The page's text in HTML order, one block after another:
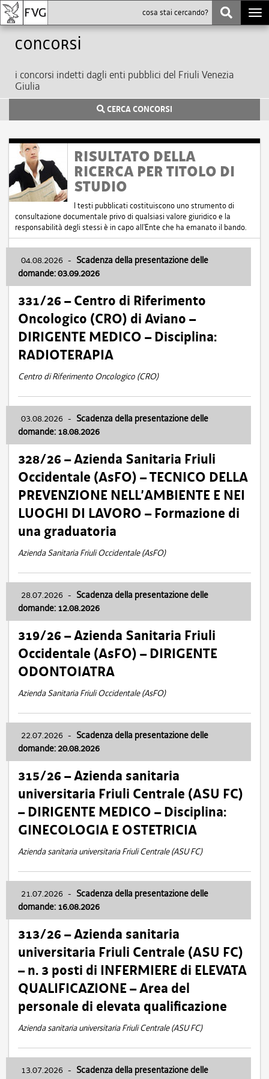
Concorsi
i concorsi indetti dagli enti pubblici del Friuli Venezia
Giulia
CERCA CONCORSI
RISULTATO DELLA
RICERCA PER TITOLO DI
STUDIO
I testi pubblicati costituiscono uno strumento di
consultazione documentale privo di qualsiasi valore giuridico e la
responsabilità degli stessi è in capo all'Ente che ha emanato il bando.
04.08.2026 - Scadenza della presentazione delle
domande: 03.09.2026
331/26 – Centro di Riferimento
Oncologico (CRO) di Aviano –
DIRIGENTE MEDICO – Disciplina:
RADIOTERAPIA
Centro di Riferimento Oncologico (CRO)
03.08.2026 - Scadenza della presentazione delle
domande: 18.08.2026
328/26 – Azienda Sanitaria Friuli
Occidentale (AsFO) – TECNICO DELLA
PREVENZIONE NELL’AMBIENTE E NEI
LUOGHI DI LAVORO – Formazione di
una graduatoria
Azienda Sanitaria Friuli Occidentale (AsFO)
28.07.2026 - Scadenza della presentazione delle
domande: 12.08.2026
319/26 – Azienda Sanitaria Friuli
Occidentale (AsFO) – DIRIGENTE
ODONTOIATRA
Azienda Sanitaria Friuli Occidentale (AsFO)
22.07.2026 - Scadenza della presentazione delle
domande: 20.08.2026
315/26 – Azienda sanitaria
universitaria Friuli Centrale (ASU FC)
– DIRIGENTE MEDICO – Disciplina:
GINECOLOGIA E OSTETRICIA
Azienda sanitaria universitaria Friuli Centrale (ASU FC)
21.07.2026 - Scadenza della presentazione delle
domande: 16.08.2026
313/26 – Azienda sanitaria
universitaria Friuli Centrale (ASU FC)
– n. 3 posti di INFERMIERE di ELEVATA
QUALIFICAZIONE – Area del
personale di elevata qualificazione
Azienda sanitaria universitaria Friuli Centrale (ASU FC)
13.07.2026 - Scadenza della presentazione delle